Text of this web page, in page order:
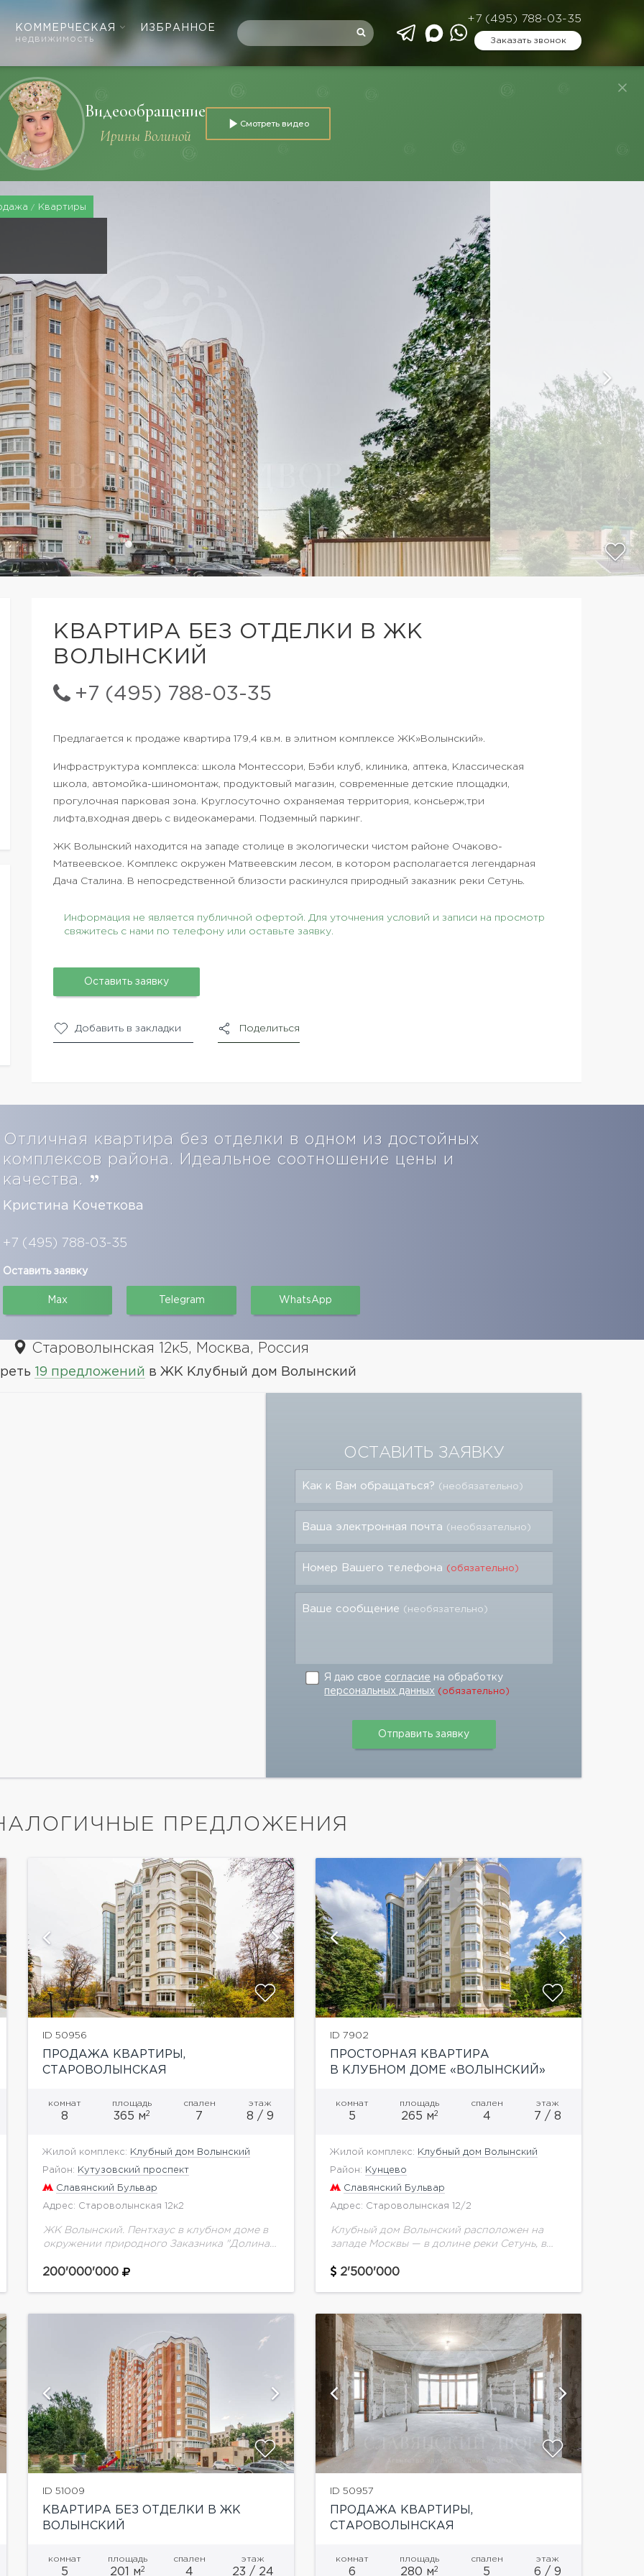
КОММЕРЧЕСКАЯ
недвижимость
ИЗБРАННОЕ
+7 (495) 788-03-35
Заказать звонок
Видеообращение
Ирины Волиной
Смотреть видео
Квартиры
КВАРТИРА БЕЗ ОТДЕЛКИ В ЖК
ВОЛЫНСКИЙ
+7 (495) 788-03-35
Предлагается к продаже квартира 179,4 кв.м. в элитном комплексе ЖК»Волынский».
Инфраструктура комплекса: школа Монтессори, Бэби клуб, клиника, аптека, Классическая
школа, автомойка-шиномонтаж, продуктовый магазин, современные детские площадки,
прогулочная парковая зона. Круглосуточно охраняемая территория, консьерж,три
лифта,входная дверь с видеокамерами. Подземный паркинг.
ЖК Волынский находится на западе столице в экологически чистом районе Очаково-
Матвеевское. Комплекс окружен Матвеевским лесом, в котором располагается легендарная
Дача Сталина. В непосредственной близости раскинулся природный заказник реки Сетунь.
Информация не является публичной офертой. Для уточнения условий и записи на просмотр
свяжитесь с нами по телефону или оставьте заявку.
Оставить заявку
Добавить в закладки Поделиться
квартира без отделки в одном из достойных
комплексов района. Идеальное соотношение цены и
качества.
Кристина Кочеткова
+7 (495) 788-03-35
Оставить заявку
Max Telegram WhatsApp
Староволынская 12к5, Москва, Россия
19 предложений в ЖК Клубный дом Волынский
ОСТАВИТЬ ЗАЯВКУ
Как к Вам обращаться? (необязательно)
Ваша электронная почта (необязательно)
Номер Вашего телефона (обязательно)
Ваше сообщение (необязательно)
Я даю свое согласие на обработку
персональных данных (обязательно)
ПРЕДЛОЖЕНИЯ
ID 50956
ПРОДАЖА КВАРТИРЫ,
СТАРОВОЛЫНСКАЯ
комнат
8
площадь
365 м2
спален
7
этаж
8 / 9
Жилой комплекс: Клубный дом Волынский
Район: Кутузовский проспект
Славянский Бульвар
Адрес: Староволынская 12к2
ЖК Волынский. Пентхаус в клубном доме в
окружении природного Заказника "Долина
личный бассейн и камин, есть две большие
200'000'000
показать ещё 5 фотографий
ID 7902
ПРОСТОРНАЯ КВАРТИРА
В КЛУБНОМ ДОМЕ «ВОЛЫНСКИЙ»
комнат
5
площадь
265 м2
спален
4
этаж
7 / 8
Жилой комплекс: Клубный дом Волынский
Район: Кунцево
Славянский Бульвар
Адрес: Староволынская 12/2
Клубный дом Волынский расположен на
западе Москвы — в долине реки Сетунь, в
местах располагалась Ближняя дача
2'500'000
ID 51009
КВАРТИРА БЕЗ ОТДЕЛКИ В ЖК
ВОЛЫНСКИЙ
комнат
5
площадь
201 м2
спален
4
этаж
23 / 24
показать ещё 48 фотографий
ID 50957
ПРОДАЖА КВАРТИРЫ,
СТАРОВОЛЫНСКАЯ
комнат
6
площадь
280 м2
спален
5
этаж
6 / 9